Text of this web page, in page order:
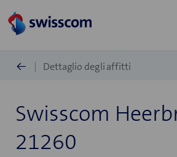
Dettaglio degli affitti
Swisscom
21260